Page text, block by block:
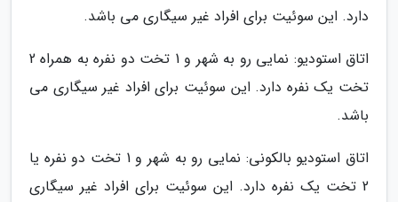
دارد. این سوئیت برای افراد غیر سیگاری می باشد.
اتاق استودیو: نمایی رو به شهر و 1 تخت دو نفره به همراه 2
تخت یک نفره دارد. این سوئیت برای افراد غیر سیگاری می
باشد.
اتاق استودیو بالکونی: نمایی رو به شهر و 1 تخت دو نفره یا
2 تخت یک نفره دارد. این سوئیت برای افراد غیر سیگاری